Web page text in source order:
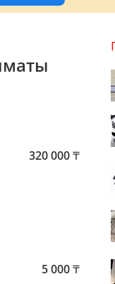
320 000₸
5 000₸